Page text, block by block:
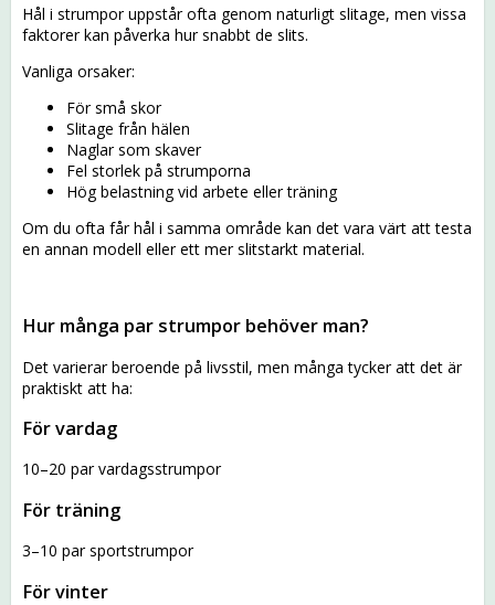
Hål i strumpor uppstår ofta genom naturligt slitage, men vissa
faktorer kan påverka hur snabbt de slits.
Vanliga orsaker:
För små skor
Slitage från hälen
Naglar som skaver
Fel storlek på strumporna
Hög belastning vid arbete eller träning
Om du ofta får hål i samma område kan det vara värt att testa
en annan modell eller ett mer slitstarkt material.
Hur många par strumpor behöver man?
Det varierar beroende på livsstil, men många tycker att det är
praktiskt att ha:
För vardag
10–20 par vardagsstrumpor
För träning
3–10 par sportstrumpor
För vinter